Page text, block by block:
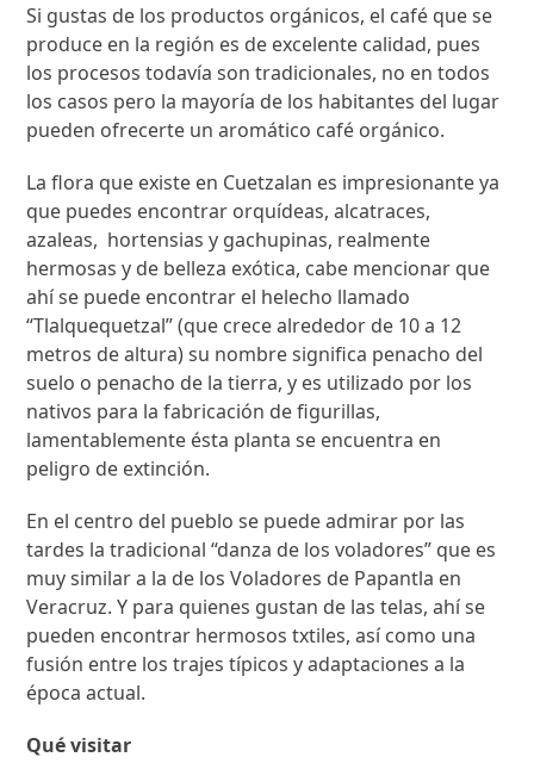
Si gustas de los productos orgánicos, el café que se
produce en la región es de excelente calidad, pues
los procesos todavía son tradicionales, no en todos
los casos pero la mayoría de los habitantes del lugar
pueden ofrecerte un aromático café orgánico.
La flora que existe en Cuetzalan es impresionante ya
que puedes encontrar orquídeas, alcatraces,
azaleas, hortensias y gachupinas, realmente
hermosas y de belleza exótica, cabe mencionar que
ahí se puede encontrar el helecho llamado
“Tlalquequetzal” (que crece alrededor de 10 a 12
metros de altura) su nombre significa penacho del
suelo o penacho de la tierra, y es utilizado por los
nativos para la fabricación de figurillas,
lamentablemente ésta planta se encuentra en
peligro de extinción.
En el centro del pueblo se puede admirar por las
tardes la tradicional “danza de los voladores” que es
muy similar a la de los Voladores de Papantla en
Veracruz. Y para quienes gustan de las telas, ahí se
pueden encontrar hermosos txtiles, así como una
fusión entre los trajes típicos y adaptaciones a la
época actual.
Qué visitar